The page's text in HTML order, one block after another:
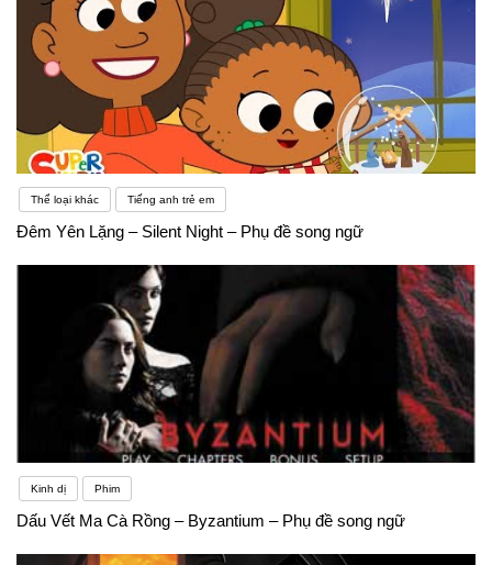
Thể loại khác Tiếng anh trẻ em
Đêm Yên Lặng – Silent Night – Phụ đề song ngữ
Kinh dị Phim
Dấu Vết Ma Cà Rồng – Byzantium – Phụ đề song ngữ